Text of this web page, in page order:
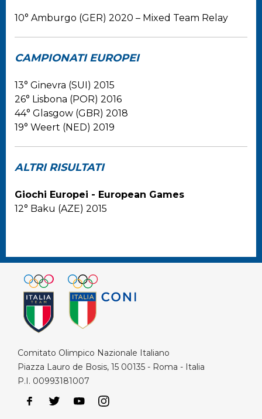
10° Amburgo (GER) 2020 – Mixed Team Relay
CAMPIONATI EUROPEI
13° Ginevra (SUI) 2015
26° Lisbona (POR) 2016
44° Glasgow (GBR) 2018
19° Weert (NED) 2019
ALTRI RISULTATI
Giochi Europei - European Games
12° Baku (AZE) 2015
Comitato Olimpico Nazionale Italiano
Piazza Lauro de Bosis, 15 00135 - Roma - Italia
P.I. 00993181007